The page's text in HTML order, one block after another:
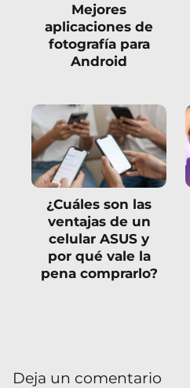
Mejores
aplicaciones de
fotografía para
Android
¿Cuáles son las
ventajas de un
celular ASUS y
por qué vale la
pena comprarlo?
Deja un comentario